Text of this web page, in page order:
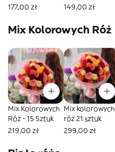
177,00 zł
149,00 zł
Mix Kolorowych Róż
Mix Kolorowych
Róż - 15 Sztuk
219,00 zł
Mix kolorowych
róż 21 sztuk
299,00 zł